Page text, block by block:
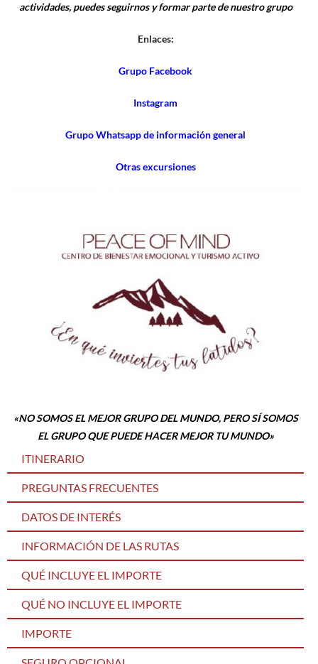
actividades, puedes seguirnos y formar parte de nuestro grupo
Enlaces:
Grupo Facebook
Instagram
Grupo Whatsapp de información general
Otras excursiones
«NO SOMOS EL MEJOR GRUPO DEL MUNDO, PERO SÍ SOMOS
EL GRUPO QUE PUEDE HACER MEJOR TU MUNDO»
ITINERARIO
PREGUNTAS FRECUENTES
DATOS DE INTERÉS
INFORMACIÓN DE LAS RUTAS
QUÉ INCLUYE EL IMPORTE
QUÉ NO INCLUYE EL IMPORTE
IMPORTE